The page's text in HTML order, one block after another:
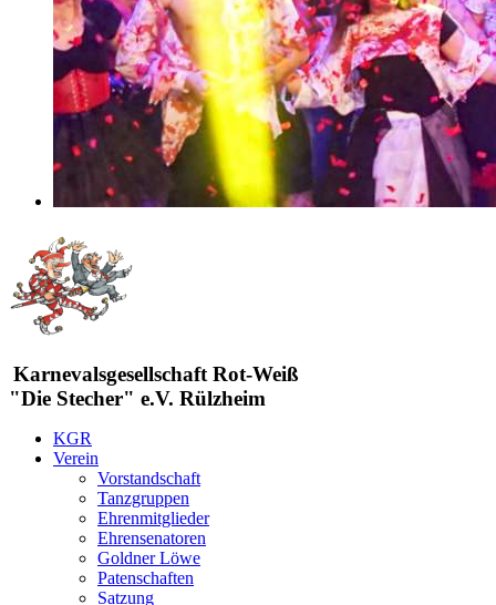
Karnevalsgesellschaft Rot-Weiß
"Die Stecher" e.V. Rülzheim
KGR
Verein
Vorstandschaft
Tanzgruppen
Ehrenmitglieder
Ehrensenatoren
Goldner Löwe
Patenschaften
Satzung